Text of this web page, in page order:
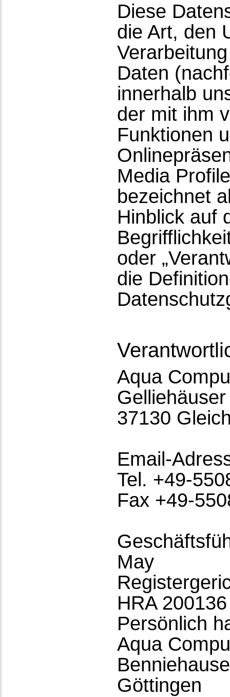
Diese
die Art, den
Daten
innerhalb
der mit ihm
Funktionen
Media
bezeichnet
Hinblick auf
oder
die
Aqua
37130
Email-
Tel. +49-
Fax +49-
May
HRA 200136
Persönlich
Aqua
Göttingen